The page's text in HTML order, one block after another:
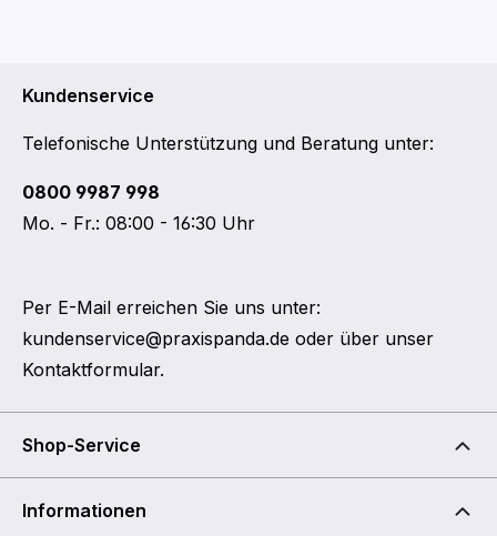
Kundenservice
Telefonische Unterstützung und Beratung unter:
0800 9987 998
Mo. - Fr.: 08:00 - 16:30 Uhr
Per E-Mail erreichen Sie uns unter:
kundenservice@praxispanda.de oder über unser
Kontaktformular.
Shop-Service
Informationen